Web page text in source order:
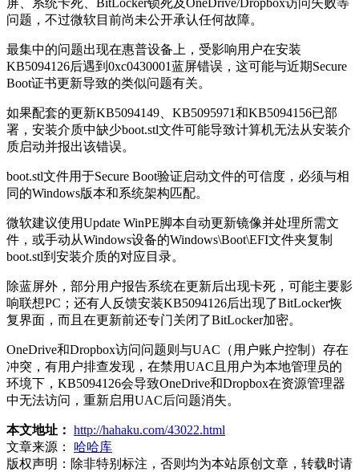
问题，不过微软目前尚未公开承认任何故障。
最集中的问题出现在惠普设备上，受影响用户在安装
KB5094126后遇到0xc0430001蓝屏错误，这可能与近期Secure
Boot证书更新导致的类似问题有关。
如果配套的更新KB5094149、KB5095971和KB5094156已部
署，安装介质中缺少boot.stl文件可能导致计算机无法从安装介
质启动并报出该错误。
boot.stl文件用于Secure Boot验证启动文件的可信度，必须与相
同的Windows版本和系统架构匹配。
微软建议使用Update WinPE脚本自动更新镜像并处理所需文
件，或手动从Windows设备的Windows\Boot\EFI文件夹复制
boot.stl到安装介质的对应目录。
除蓝屏外，部分用户报告系统在更新后出现卡死，可能主要影
响联想PC；还有人反馈安装KB5094126后出现了BitLocker恢
复界面，而且在更新前还专门关闭了BitLocker加密。
OneDrive和Dropbox访问问题则与UAC（用户账户控制）存在
冲突，有用户排查发现，在禁用UAC且用户为本地管理员的
环境下，KB5094126会导致OneDrive和Dropbox在资源管理器
中无法访问，重新启用UAC后问题消失。
本文地址： http://hahaku.com/43022.html
文章来源：
哈哈库
版权声明： 除非特别标注，否则均为本站原创文章，转载时请